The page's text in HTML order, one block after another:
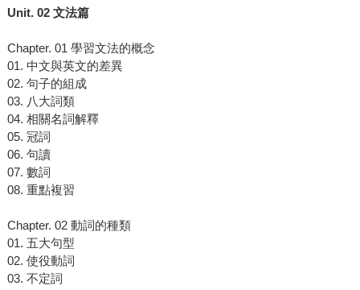
Unit. 02 文法篇
Chapter. 01 學習文法的概念
01. 中文與英文的差異
02. 句子的組成
03. 八大詞類
04. 相關名詞解釋
05. 冠詞
06. 句讀
07. 數詞
08. 重點複習
Chapter. 02 動詞的種類
01. 五大句型
02. 使役動詞
03. 不定詞